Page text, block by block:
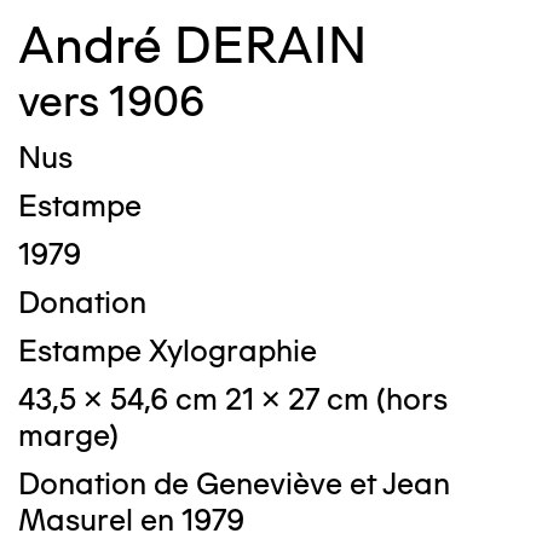
André DERAIN
vers 1906
Nus
Estampe
1979
Donation
Estampe Xylographie
43,5 x 54,6 cm 21 x 27 cm (hors
marge)
Donation de Geneviève et Jean
Masurel en 1979